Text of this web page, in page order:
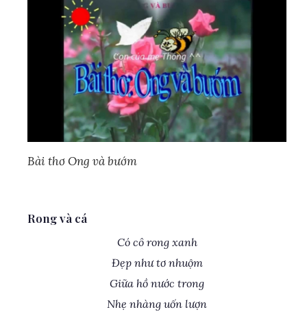
Bài thơ Ong và bướm
Rong và cá
Có cô rong xanh
Đẹp như tơ nhuộm
Giữa hồ nước trong
Nhẹ nhàng uốn lượn